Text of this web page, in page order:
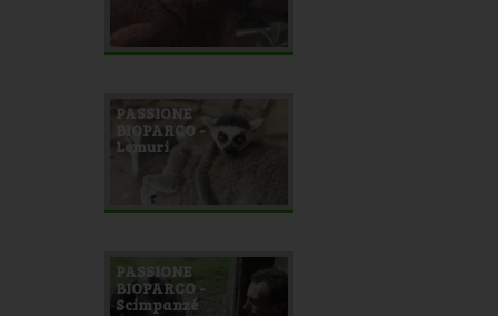
PASSIONE
BIOPARCO -
Lemuri
PASSIONE
BIOPARCO -
Scimpanzé